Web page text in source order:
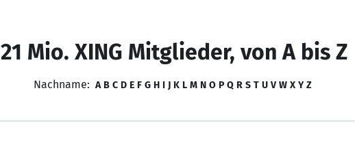
21 Mio. XING Mitglieder, von A bis Z
Nachname: A B C D E F G H I J K L M N O P Q R S T U V W X Y Z